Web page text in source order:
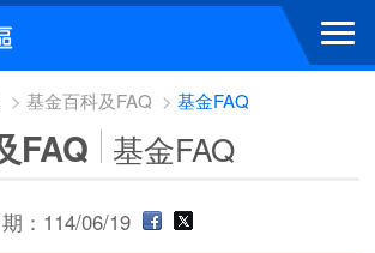
> 基金百科及FAQ > 基金FAQ
FAQ 基金FAQ
：114/06/19